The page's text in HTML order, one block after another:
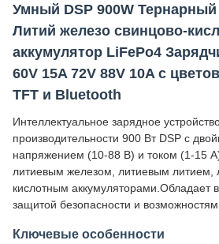
Умный DSP 900W Тернарный
Литий железо свинцово-
аккумулятор LiFePo4
60V 15A 72V 88V 10A с
TFT и Bluetooth
Интеллектуальное зарядное
производительности 900 Вт DSP с
напряжением (10-88 В) и током (1-15
литиевым железом, литиевым литием,
кислотным
защитой безопасности и
Ключевые особенности